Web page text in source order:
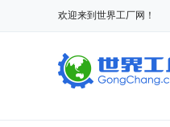
欢迎来到世界工厂网！